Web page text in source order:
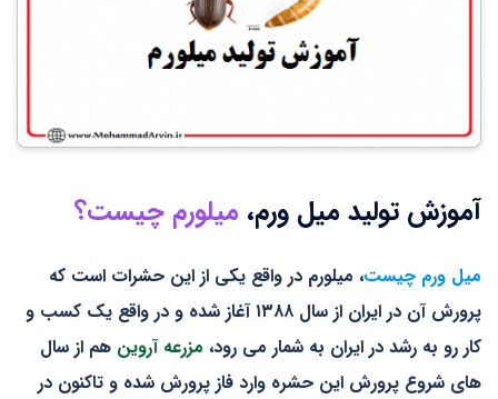
آموزش تولید میل ورم، میلورم چیست؟
میل ورم چیست، میلورم در واقع یکی از این حشرات است که
پرورش آن در ایران از سال ۱۳۸۸ آغاز شده و در واقع یک کسب و
کار رو به رشد در ایران به شمار می رود، مزرعه آروین هم از سال
های شروع پرورش این حشره وارد فاز پرورش شده و تاکنون در